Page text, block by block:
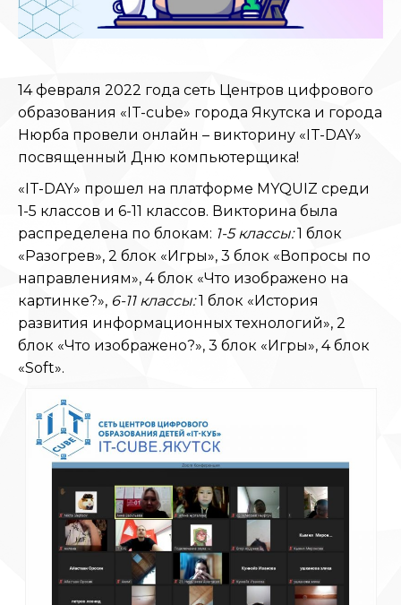
14 февраля 2022 года сеть Центров цифрового
образования «IT-cube» города Якутска и города
Нюрба провели онлайн – викторину «IT-DAY»
посвященный Дню компьютерщика!
«IT-DAY» прошел на платформе MYQUIZ среди
1-5 классов и 6-11 классов. Викторина была
распределена по блокам: 1-5 классы:1 блок
«Разогрев», 2 блок «Игры», 3 блок «Вопросы по
направлениям», 4 блок «Что изображено на
картинке?», 6-11 классы:1 блок «История
развития информационных технологий», 2
блок «Что изображено?», 3 блок «Игры», 4 блок
«Soft».